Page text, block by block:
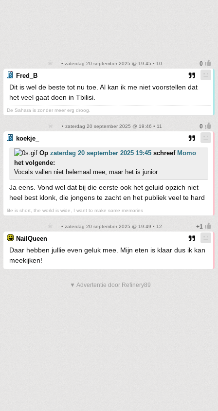
• zaterdag 20 september 2025 @ 19:45 • 10
Fred_B
Dit is wel de beste tot nu toe. Al kan ik me niet voorstellen dat
het veel gaat doen in Tbilisi.
De Sahara is zonder meer erg droog.
• zaterdag 20 september 2025 @ 19:46 • 11
koekje_
Op zaterdag 20 september 2025 19:45 schreef Momo
het volgende:
Vocals vallen niet helemaal mee, maar het is junior
Ja eens. Vond wel dat bij die eerste ook het geluid opzich niet
heel best klonk, die jongens te zacht en het publiek veel te hard
life is short, the world is wide, I want to make some memories
• zaterdag 20 september 2025 @ 19:49 • 12
NailQueen
Daar hebben jullie even geluk mee. Mijn eten is klaar dus ik kan
meekijken!
▼ Advertentie door Refinery89